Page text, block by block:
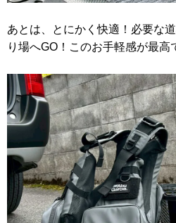
あとは、とにかく快適！必要な
り場へGO！このお手軽感が最高